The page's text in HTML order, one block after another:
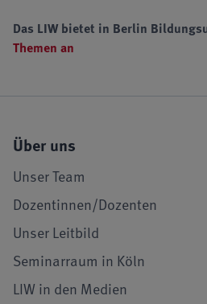
Das LIW bietet in Berlin
Themen an
Über uns
Unser Team
Dozentinnen/Dozenten
Unser Leitbild
Seminarraum in Köln
LIW in den Medien